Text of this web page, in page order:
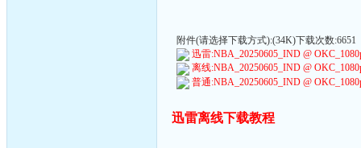
附件(请选择下载方式):(34K)下载次数:6651
迅雷:NBA_20250605_IND @
离线:NBA_20250605_IND @
普通:NBA_20250605_IND @
迅雷离线下载教程